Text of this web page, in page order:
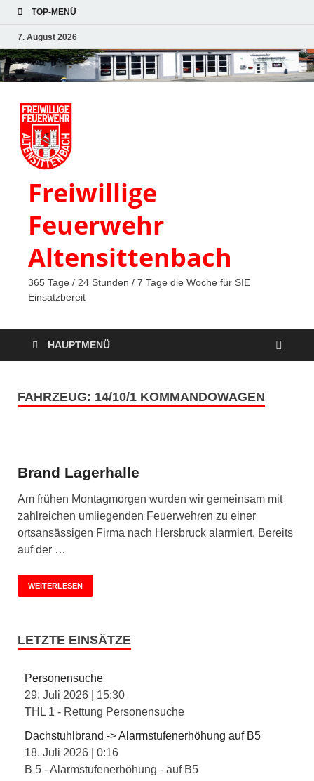
TOP-MENÜ
7. August 2026
Freiwillige
Feuerwehr
Altensittenbach
365 Tage / 24 Stunden / 7 Tage die Woche für SIE
Einsatzbereit
HAUPTMENÜ
FAHRZEUG: 14/10/1 KOMMANDOWAGEN
Brand Lagerhalle
Am frühen Montagmorgen wurden wir gemeinsam mit
zahlreichen umliegenden Feuerwehren zu einer
ortsansässigen Firma nach Hersbruck alarmiert. Bereits
auf der …
WEITERLESEN
LETZTE EINSÄTZE
Personensuche
29. Juli 2026
15:30
THL 1 - Rettung Personensuche
Dachstuhlbrand -> Alarmstufenerhöhung auf B5
18. Juli 2026
0:16
B 5 - Alarmstufenerhöhung - auf B5